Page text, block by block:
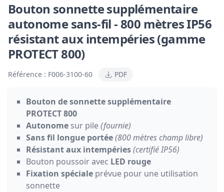
Bouton sonnette supplémentaire
autonome sans-fil - 800 mètres IP56
résistant aux intempéries (gamme
PROTECT 800)
Référence : F006-3100-60 PDF
Bouton de sonnette supplémentaire
PROTECT 800
Autonome sur pile(fournie)
Sans fil longue portée(800 mètres champ libre)
Résistant aux intempéries(certifié IP56)
Bouton poussoir avec LED rouge
Fixation spéciale prévue pour une utilisation
sonnette